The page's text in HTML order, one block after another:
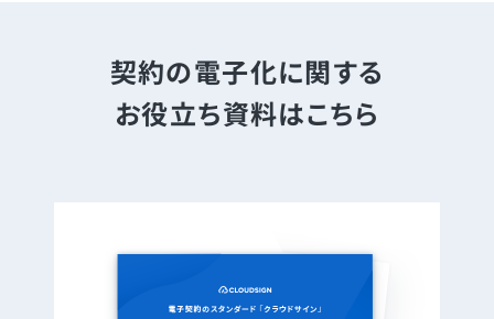
契約の電子化に関する
お役立ち資料はこちら